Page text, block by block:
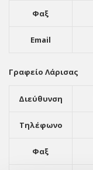
Φαξ
Email
Γραφείο Λάρισας
Διεύθυνση
Τηλέφωνο
Φαξ